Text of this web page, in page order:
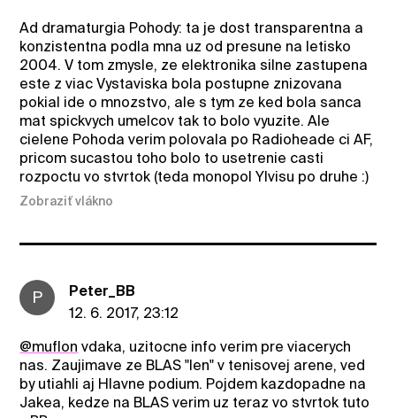
Ad dramaturgia Pohody: ta je dost transparentna a
konzistentna podla mna uz od presune na letisko
2004. V tom zmysle, ze elektronika silne zastupena
este z viac Vystaviska bola postupne znizovana
pokial ide o mnozstvo, ale s tym ze ked bola sanca
mat spickvych umelcov tak to bolo vyuzite. Ale
cielene Pohoda verim polovala po Radioheade ci AF,
pricom sucastou toho bolo to usetrenie casti
rozpoctu vo stvrtok (teda monopol Ylvisu po druhe :)
Zobraziť vlákno
P
Peter_BB
12. 6. 2017, 23:12
@muflon vdaka, uzitocne info verim pre viacerych
nas. Zaujimave ze BLAS "len" v tenisovej arene, ved
by utiahli aj Hlavne podium. Pojdem kazdopadne na
Jakea, kedze na BLAS verim uz teraz vo stvrtok tuto